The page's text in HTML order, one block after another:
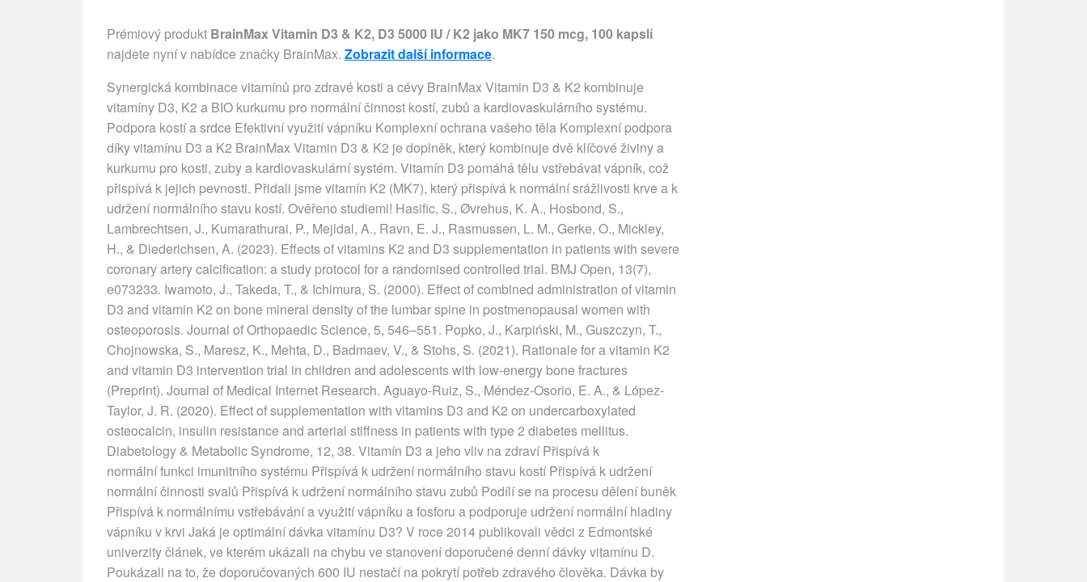
Prémiový produkt BrainMax Vitamin D3 & K2, D3 5000 IU / K2 jako MK7 150 mcg, 100 kapslí
najdete nyní v nabídce značky BrainMax. Zobrazit další informace.
Synergická kombinace vitamínů pro zdravé kosti a cévy BrainMax Vitamin D3 & K2 kombinuje
vitamíny D3, K2 a BIO kurkumu pro normální činnost kostí, zubů a kardiovaskulárního systému.
Podpora kostí a srdce Efektivní využití vápníku Komplexní ochrana vašeho těla Komplexní podpora
díky vitamínu D3 a K2 BrainMax Vitamin D3 & K2 je doplněk, který kombinuje dvě klíčové živiny a
kurkumu pro kosti, zuby a kardiovaskulární systém. Vitamín D3 pomáhá tělu vstřebávat vápník, což
přispívá k jejich pevnosti. Přidali jsme vitamín K2 (MK7), který přispívá k normální srážlivosti krve a k
udržení normálního stavu kostí. Ověřeno studiemi! Hasific, S., Øvrehus, K. A., Hosbond, S.,
Lambrechtsen, J., Kumarathurai, P., Mejldal, A., Ravn, E. J., Rasmussen, L. M., Gerke, O., Mickley,
H., & Diederichsen, A. (2023). Effects of vitamins K2 and D3 supplementation in patients with severe
coronary artery calcification: a study protocol for a randomised controlled trial. BMJ Open, 13(7),
e073233. Iwamoto, J., Takeda, T., & Ichimura, S. (2000). Effect of combined administration of vitamin
D3 and vitamin K2 on bone mineral density of the lumbar spine in postmenopausal women with
osteoporosis. Journal of Orthopaedic Science, 5, 546–551. Popko, J., Karpiński, M., Guszczyn, T.,
Chojnowska, S., Maresz, K., Mehta, D., Badmaev, V., & Stohs, S. (2021). Rationale for a vitamin K2
and vitamin D3 intervention trial in children and adolescents with low-energy bone fractures
(Preprint). Journal of Medical Internet Research. Aguayo-Ruiz, S., Méndez-Osorio, E. A., & López-
Taylor, J. R. (2020). Effect of supplementation with vitamins D3 and K2 on undercarboxylated
osteocalcin, insulin resistance and arterial stiffness in patients with type 2 diabetes mellitus.
Diabetology & Metabolic Syndrome, 12, 38. Vitamín D3 a jeho vliv na zdraví Přispívá k
normální funkci imunitního systému Přispívá k udržení normálního stavu kostí Přispívá k udržení
normální činnosti svalů Přispívá k udržení normálního stavu zubů Podílí se na procesu dělení buněk
Přispívá k normálnímu vstřebávání a využití vápníku a fosforu a podporuje udržení normální hladiny
vápníku v krvi Jaká je optimální dávka vitamínu D3? V roce 2014 publikovali vědci z Edmontské
univerzity článek, ve kterém ukázali na chybu ve stanovení doporučené denní dávky vitamínu D.
Poukázali na to, že doporučovaných 600 IU nestačí na pokrytí potřeb zdravého člověka. Dávka by